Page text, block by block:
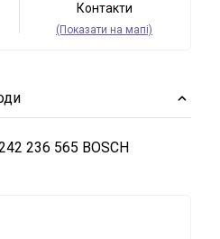
Контакти
(Показати на мапі)
236 565 BOSCH